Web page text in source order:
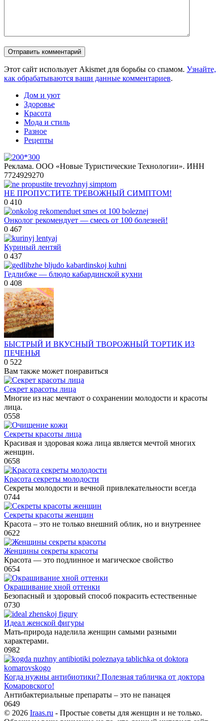
Этот сайт использует Akismet для борьбы со спамом. Узнайте,
как обрабатываются ваши данные комментариев.
Дом и уют
Здоровье
Красота
Мода и стиль
Разное
Рецепты
Реклама. ООО «Новые Туристические Технологии». ИНН
7724929270
НЕ ПРОПУСТИТЕ ТРЕВОЖНЫЙ СИМПТОМ!
0 410
Онколог рекомендует — смесь от 100 болезней!
0 467
Куриный лентяй
0 437
Гедлибже — блюдо кабардинской кухни
0 408
БЫСТРЫЙ И ВКУСНЫЙ ТВОРОЖНЫЙ ТОРТИК ИЗ
ПЕЧЕНЬЯ
0 522
Вам также может понравиться
Секрет красоты лица
Многие из нас мечтают о сохранении молодости и красоты
лица.
0558
Секреты красоты лица
Красивая и здоровая кожа лица является мечтой многих
женщин.
0658
Красота секреты молодости
Секреты молодости и вечной привлекательности всегда
0744
Секреты красоты женщин
Красота – это не только внешний облик, но и внутреннее
0622
Женщины секреты красоты
Красота — это подлинное и магическое свойство
0654
Окрашивание хной оттенки
Безопасный и здоровый способ покрасить естественные
0730
Идеал женской фигуры
Мать-природа наделила женщин самыми разными
характерами.
0982
Когда нужны антибиотики? Полезная табличка от доктора
Комаровского!
Антибактериальные препараты – это не панацея
0649
© 2026 Iraas.ru - Простые советы для женщин и не только.